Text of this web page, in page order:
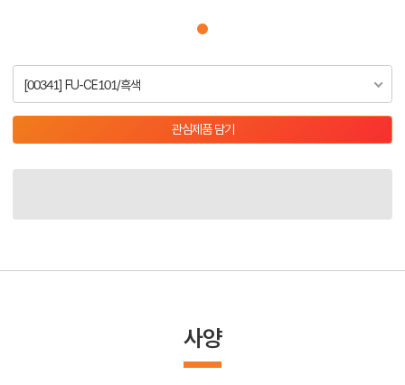
[00341] FU-CE101/흑색
관심제품 담기
사양